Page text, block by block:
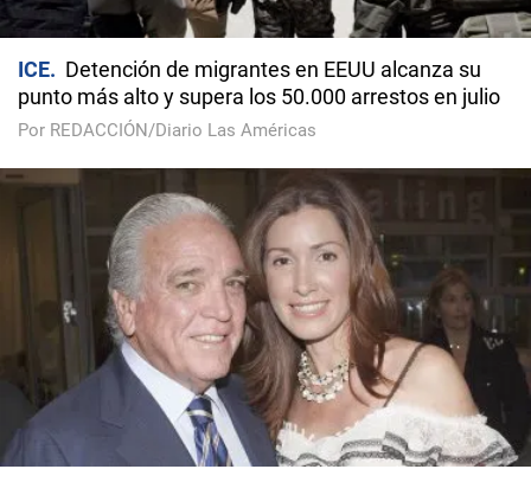
ICE
Detención de migrantes en EEUU alcanza su
punto más alto y supera los 50.000 arrestos en julio
Por REDACCIÓN/Diario Las Américas